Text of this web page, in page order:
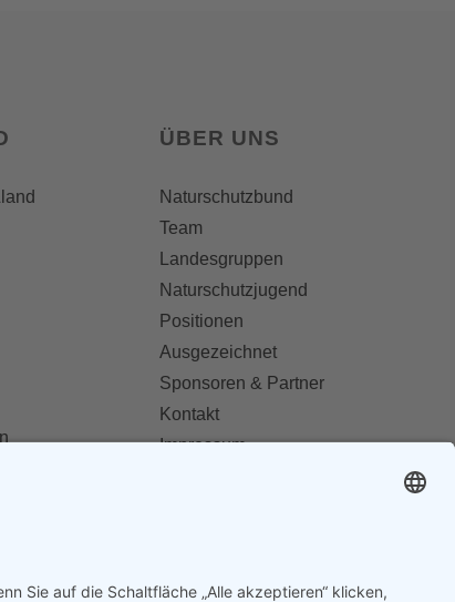
ÜBER UNS
Naturschutzbund
Team
Landesgruppen
Naturschutzjugend
Positionen
Ausgezeichnet
Sponsoren & Partner
Kontakt
Impressum